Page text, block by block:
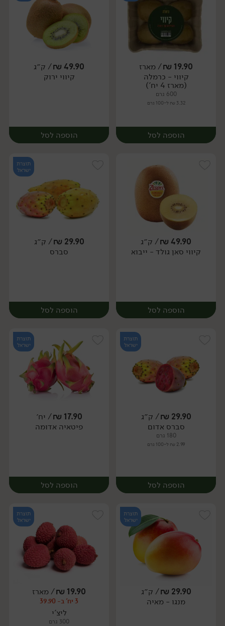
יח׳ יח׳
19.90
₪/ מארז
קיווי - כרמלה
(מארז 4 יח')
600 גרם
3.32 ₪ ל-100 גרם
הוספה לסל
מארז
49.90
₪/ ק״ג
קיווי ירוק
הוספה לסל
49.90
₪/ ק״ג
קיווי סאן גולד - ייבוא
הוספה לסל
מארז
תוצרת
ישראל
29.90
₪/ ק״ג
סברס
הוספה לסל
יח׳ ק״ג
תוצרת
ישראל
29.90
₪/ ק״ג
סברס אדום
180 גרם
2.99 ₪ ל-100 גרם
הוספה לסל
יח׳ ק״ג
תוצרת
ישראל
17.90
₪/ יח׳
פיטאיה אדומה
הוספה לסל
יח׳
תוצרת
ישראל
29.90
₪/ ק״ג
מנגו - מאיה
תוצרת
ישראל
19.90
₪/ מארז
3 יח' ב- 39.90
ליצ'י
300 גרם